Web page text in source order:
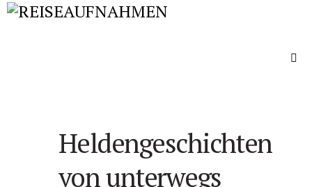
Heldengeschichten
von unterwegs